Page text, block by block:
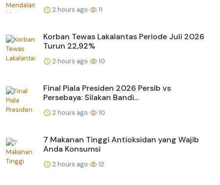
2 hours ago 11
Korban Tewas Lakalantas Periode Juli 2026
Turun 22,92%
2 hours ago 10
Final Piala Presiden 2026 Persib vs
Persebaya: Silakan Bandi...
2 hours ago 10
7 Makanan Tinggi Antioksidan yang Wajib
Anda Konsumsi
2 hours ago 12